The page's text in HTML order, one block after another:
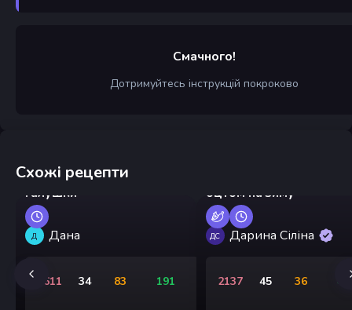
Смачного!
Дотримуйтесь інструкцій покроково
Схожі рецепти
Галушки
Д Дана
1611 34 83 191
оцтом на зиму
ДС Дарина Сіліна
2137 45 36